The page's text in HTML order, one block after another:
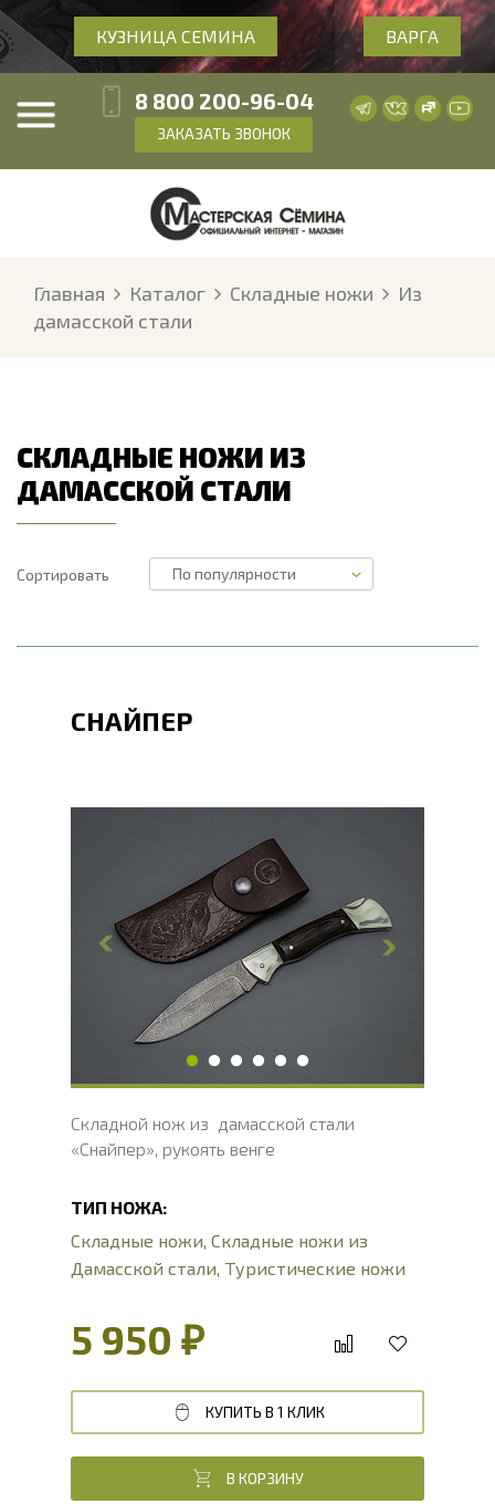
КУЗНИЦА СЕМИНА ВАРГА
8 800 200-96-04
ЗАКАЗАТЬ ЗВОНОК
Главная Каталог Складные ножи
Из
дамасской стали
СКЛАДНЫЕ НОЖИ ИЗ
ДАМАССКОЙ СТАЛИ
Сортировать
СНАЙПЕР
Общая длина, мм
Длина клинка, мм
Ширина клинка, мм
Толщина обуха, мм
2.8
Ширина рукояти, мм
23.4
Длина рукояти, мм
Толщина рукояти, мм
Твердость клинка, HRC
Складной нож из дамасской стали
«Снайпер», рукоять венге
ТИП НОЖА:
Складные ножи, Складные ножи из
Дамасской стали, Туристические ножи
5 950 ₽
КУПИТЬ В 1 КЛИК
В КОРЗИНУ